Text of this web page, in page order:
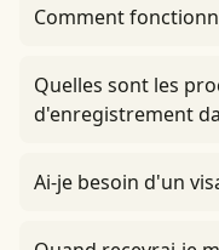
Comment
Quelles sont les
d'enregistrement
Ai-je besoin d'un